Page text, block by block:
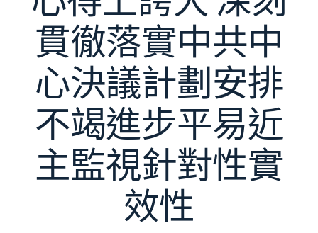
貫徹落實中共中
心決議計劃安排
不竭進步平易近
主監視針對性實
效性